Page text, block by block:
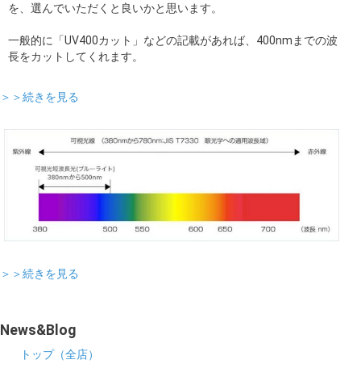
を、選んでいただくと良いかと思います。
一般的に「UV400カット」などの記載があれば、400nmまでの波
長をカットしてくれます。
＞＞続きを見る
＞＞続きを見る
News&Blog
トップ（全店）